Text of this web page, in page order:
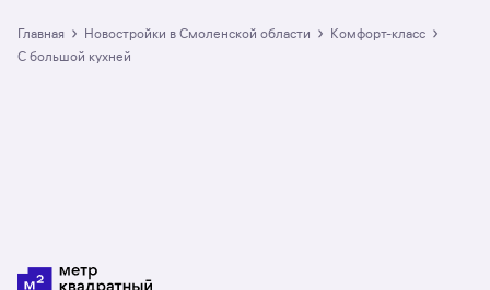
Главная › Новостройки в Смоленской области › комфорт-класс ›
с большой кухней